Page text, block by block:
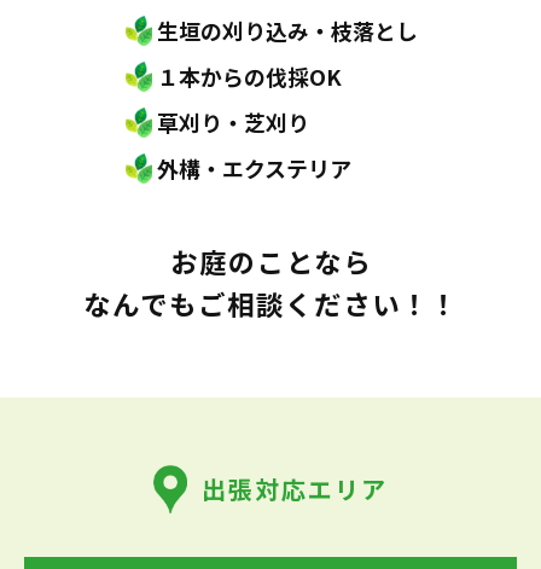
生垣の刈り込み・枝落とし
１本からの伐採OK
草刈り・芝刈り
外構・エクステリア
お庭のことなら
なんでもご相談ください！！
出張対応エリア